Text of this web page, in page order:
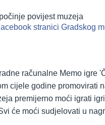
povijest muzeja
stranici Gradskog
računalne Memo igre
cijele godine promovirati
premijerno moći igrati
će moći sudjelovati u